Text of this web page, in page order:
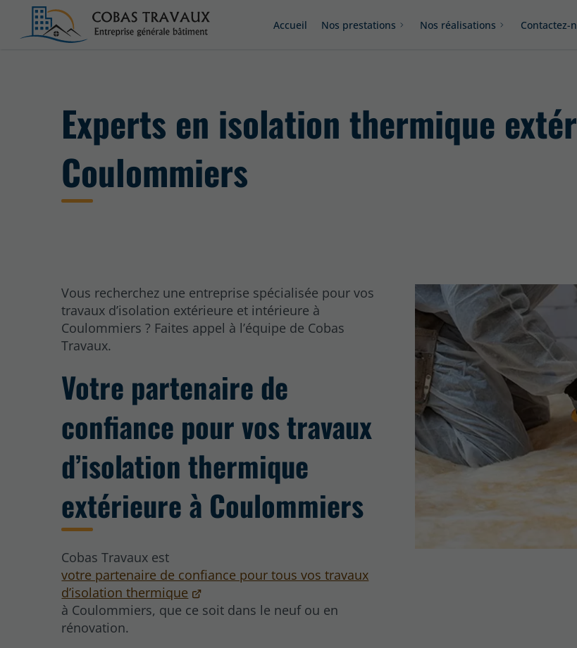
Accueil Nos prestations Nos réalisations Contactez-
Experts en isolation thermique
Coulommiers
Vous recherchez une entreprise spécialisée pour vos
travaux d’isolation extérieure et intérieure à
Coulommiers ? Faites appel à l’équipe de Cobas
Travaux.
Votre partenaire de
confiance pour vos travaux
d’isolation thermique
extérieure à Coulommiers
Cobas Travaux est
votre partenaire de confiance pour tous vos travaux
d’isolation thermique
à Coulommiers, que ce soit dans le neuf ou en
rénovation.